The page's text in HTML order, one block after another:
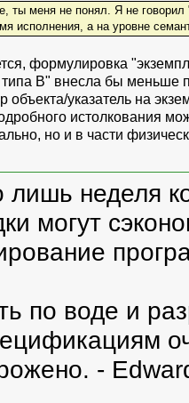
ты меня не понял. Я не говорил
исполнения, а на уровне
формулировка
типа В" внесла бы меньше
объекта/указатель на
истолкования
но и в части
лишь неделя
могут
по воде и
-